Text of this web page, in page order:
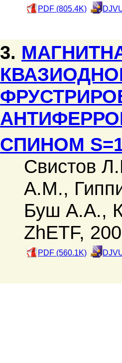
PDF (805.4K)
3.
СПИНОМ
Свистов
А.М.,
Буш А.А.,
ZhETF,
PDF (560.1K)